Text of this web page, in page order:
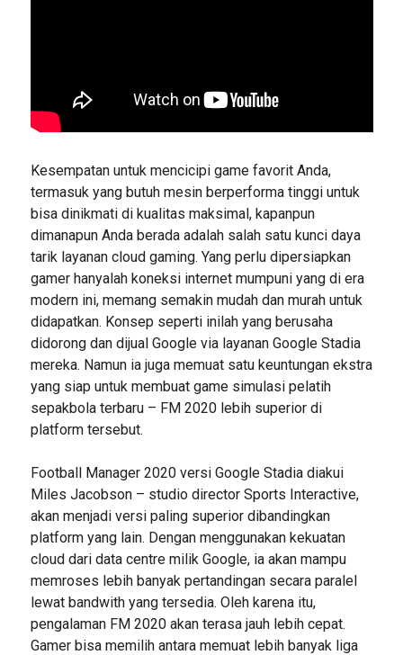
Kesempatan untuk mencicipi game favorit Anda,
termasuk yang butuh mesin berperforma tinggi untuk
bisa dinikmati di kualitas maksimal, kapanpun
dimanapun Anda berada adalah salah satu kunci daya
tarik layanan cloud gaming. Yang perlu dipersiapkan
gamer hanyalah koneksi internet mumpuni yang di era
modern ini, memang semakin mudah dan murah untuk
didapatkan. Konsep seperti inilah yang berusaha
didorong dan dijual Google via layanan Google Stadia
mereka. Namun ia juga memuat satu keuntungan ekstra
yang siap untuk membuat game simulasi pelatih
sepakbola terbaru – FM 2020 lebih superior di
platform tersebut.
Football Manager 2020 versi Google Stadia diakui
Miles Jacobson – studio director Sports Interactive,
akan menjadi versi paling superior dibandingkan
platform yang lain. Dengan menggunakan kekuatan
cloud dari data centre milik Google, ia akan mampu
memroses lebih banyak pertandingan secara paralel
lewat bandwith yang tersedia. Oleh karena itu,
pengalaman FM 2020 akan terasa jauh lebih cepat.
Gamer bisa memilih antara memuat lebih banyak liga